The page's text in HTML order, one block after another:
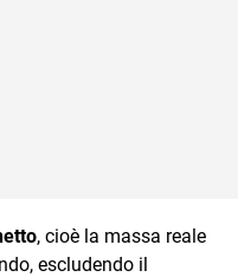
, cioè la massa reale
escludendo il